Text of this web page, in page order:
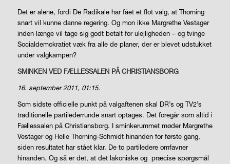
Det er alene, fordi De Radikale har fået et flot valg, at Thorning
snart vil kunne danne regering. Og mon ikke Margrethe Vestager
inden længe vil tage sig godt betalt for ulejligheden – og tvinge
Socialdemokratiet væk fra alle de planer, der er blevet udstukket
under valgkampen?
SMINKEN VED FÆLLESSALEN PÅ CHRISTIANSBORG
16. september 2011, 01:15.
Som sidste officielle punkt på valgaftenen skal DR’s og TV2’s
traditionelle partilederrunde snart optages. Det foregår som altid i
Fællessalen på Christiansborg. I sminke­rummet møder Margrethe
Vestager og Helle Thorning-Schmidt hinanden for første gang,
siden resultatet har stået klar. De to parti­ledere omfavner
hinanden. Og så er det, at det lakoniske og præcise spørgsmål